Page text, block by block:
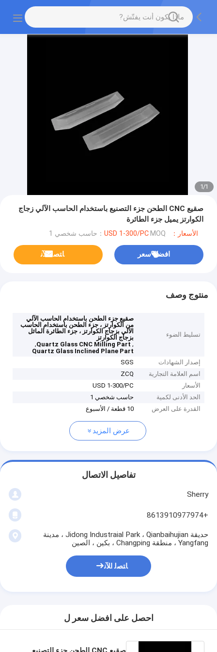
1
/
1
صقيع CNC الطحن جزء التصنيع باستخدام الحاسب الآلي زجاج
الكوارتز يميل جزء الطائرة
الأسعار：USD 1-300/PC MOQ：حاسب شخصي 1
افضل سعر ﺎﺘﺼﻟ ﺍﻶﻧ
منتوج وصف
تسليط الضوء
صقيع جزء الطحن باستخدام الحاسب الآلي
من الكوارتز ، جزء الطحن باستخدام الحاسب
الآلي بزجاج الكوارتز ، جزء الطائرة المائل
بزجاج الكوارتز
,
Quartz Glass CNC Milling Part
,
Quartz Glass Inclined Plane Part
إصدار الشهادات
SGS
اسم العلامة التجارية
ZCQ
الأسعار
USD 1-300/PC
الحد الأدنى لكمية
حاسب شخصي 1
القدرة على العرض
10 قطعة / الأسبوع
عرض المزيد
تفاصيل الاتصال
Sherry
+8613910977974
حديقة Jidong Industraial Park ، Qianbaihujian ، مدينة
Yangfang ، منطقة Changping ، بكين ، الصين
ﺎﺘﺼﻟ ﺍﻶﻧ
احصل على افضل سعر ل